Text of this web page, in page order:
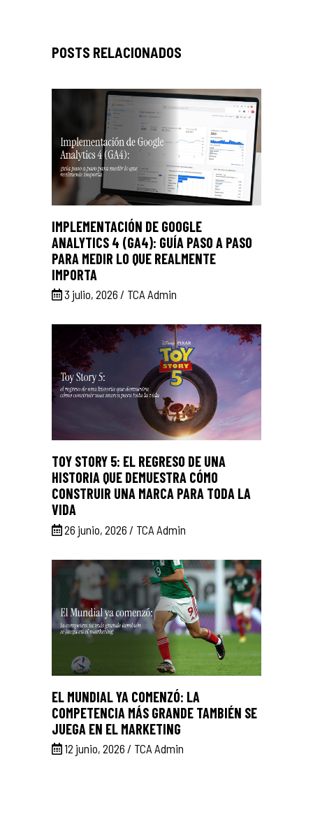
IMPLEMENTACIÓN DE GOOGLE
ANALYTICS 4 (GA4): GUÍA PASO A PASO
PARA MEDIR LO QUE REALMENTE
IMPORTA
3 julio, 2026 TCA Admin
TOY STORY 5: EL REGRESO DE UNA
HISTORIA QUE DEMUESTRA CÓMO
CONSTRUIR UNA MARCA PARA TODA LA
VIDA
26 junio, 2026 TCA Admin
EL MUNDIAL YA COMENZÓ: LA
COMPETENCIA MÁS GRANDE TAMBIÉN SE
JUEGA EN EL MARKETING
12 junio, 2026 TCA Admin